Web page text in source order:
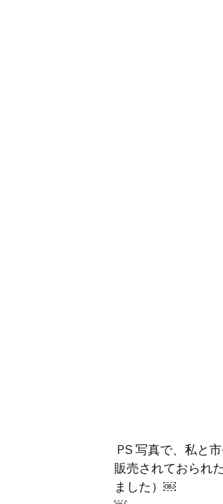
販売されておられ
ました）￼